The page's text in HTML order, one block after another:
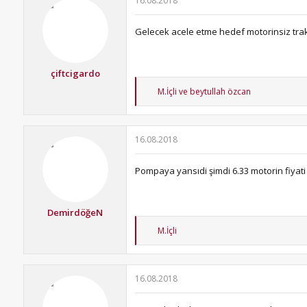
l
e
r
:
çiftcigardo
Gelecek acele etme hedef motorinsiz
T
p
l
e
r
:
M.İçli ve beytullah özcan
DemirdöğeN
16.08.2018
Pompaya yansıdi şimdi 6.33 motorin fiyati
T
p
l
e
M.İçli
16.08.2018